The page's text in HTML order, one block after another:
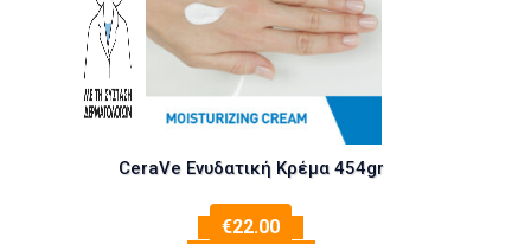
CeraVe Ενυδατική Κρέμα 454gr
€22.00